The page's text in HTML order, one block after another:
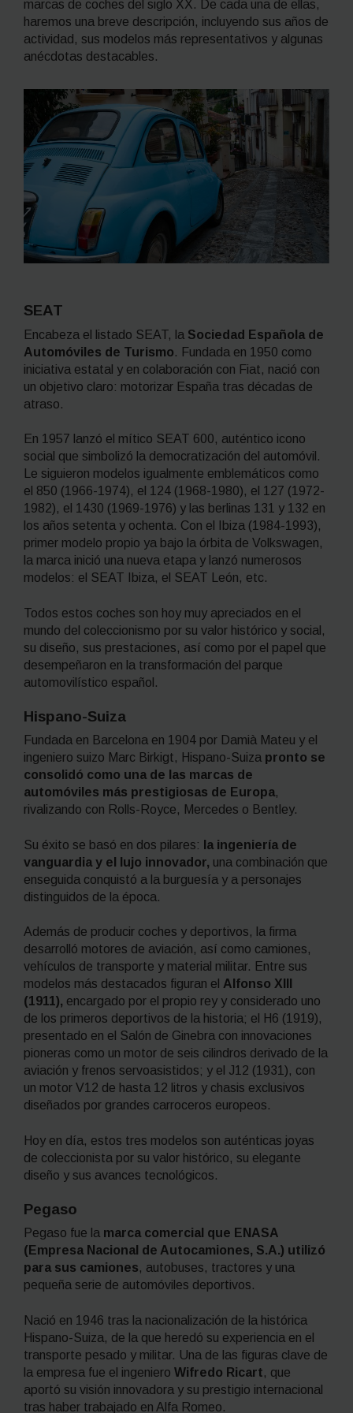
marcas de coches del siglo XX.
De cada una de ellas,
haremos una breve descripción, incluyendo sus años de
actividad, sus modelos más representativos y algunas
anécdotas destacables.
SEAT
Encabeza el listado SEAT, la Sociedad Española de
Automóviles de Turismo. Fundada en 1950 como
iniciativa estatal y en colaboración con Fiat, nació con
un objetivo claro: motorizar España tras décadas de
atraso.
En 1957 lanzó el mítico SEAT 600, auténtico icono
social que simbolizó la democratización del automóvil.
Le siguieron modelos igualmente emblemáticos como
el 850 (1966-1974), el 124 (1968-1980), el 127 (1972-
1982), el 1430 (1969-1976) y las berlinas 131 y 132 en
los años setenta y ochenta. Con el Ibiza (1984-1993),
primer modelo propio ya bajo la órbita de Volkswagen,
la marca inició una nueva etapa y lanzó numerosos
modelos: el SEAT Ibiza, el SEAT León, etc.
Todos estos coches son hoy muy apreciados en el
mundo del coleccionismo por su valor histórico y social,
su diseño, sus prestaciones, así como por el papel que
desempeñaron en la transformación del parque
automovilístico español.
Hispano-Suiza
Fundada en Barcelona en 1904 por Damià Mateu y el
ingeniero suizo Marc Birkigt, Hispano-Suiza pronto se
consolidó como una de las marcas de
automóviles más prestigiosas de Europa,
rivalizando con Rolls-Royce, Mercedes o Bentley.
Su éxito se basó en dos pilares:
la ingeniería de
vanguardia y el lujo innovador, una combinación que
enseguida conquistó a la burguesía y a personajes
distinguidos de la época.
Además de producir coches y deportivos, la firma
desarrolló motores de aviación, así como camiones,
vehículos de transporte y material militar. Entre sus
modelos más destacados figuran el Alfonso XIII
(1911), encargado por el propio rey y considerado uno
de los primeros deportivos de la historia; el H6 (1919),
presentado en el Salón de Ginebra con innovaciones
pioneras como un motor de seis cilindros derivado de la
aviación y frenos servoasistidos; y el J12 (1931), con
un motor V12 de hasta 12 litros y chasis exclusivos
diseñados por grandes carroceros europeos.
Hoy en día, estos tres modelos son auténticas joyas
de coleccionista por su valor histórico, su elegante
diseño y sus avances tecnológicos.
Pegaso
Pegaso fue la marca comercial que ENASA
(Empresa Nacional de Autocamiones, S.A.) utilizó
para sus camiones, autobuses, tractores y una
pequeña serie de automóviles deportivos.
Nació en 1946 tras la nacionalización de la histórica
Hispano-Suiza, de la que heredó su experiencia en el
transporte pesado y militar. Una de las figuras clave de
la empresa fue el ingeniero Wifredo Ricart, que
aportó su visión innovadora y su prestigio internacional
tras haber trabajado en Alfa Romeo.